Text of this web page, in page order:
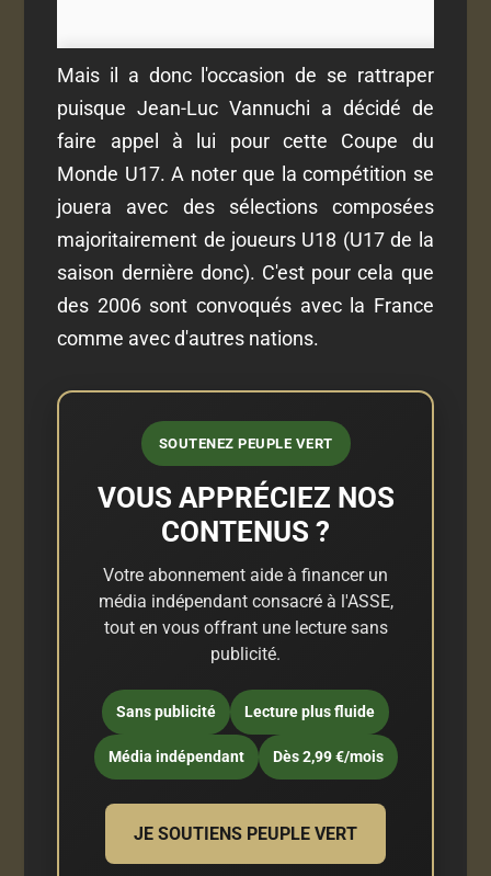
Mais il a donc l'occasion de se rattraper
puisque Jean-Luc Vannuchi a décidé de
faire appel à lui pour cette Coupe du
Monde U17. A noter que la compétition se
jouera avec des sélections composées
majoritairement de joueurs U18 (U17 de la
saison dernière donc). C'est pour cela que
des 2006 sont convoqués avec la France
comme avec d'autres nations.
SOUTENEZ PEUPLE VERT
VOUS APPRÉCIEZ NOS
CONTENUS ?
Votre abonnement aide à financer un
média indépendant consacré à l'ASSE,
tout en vous offrant une lecture sans
publicité.
Sans publicité Lecture plus fluide
Média indépendant Dès 2,99 €/mois
JE SOUTIENS PEUPLE VERT